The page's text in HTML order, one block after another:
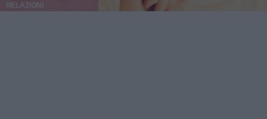
RELAZIONI